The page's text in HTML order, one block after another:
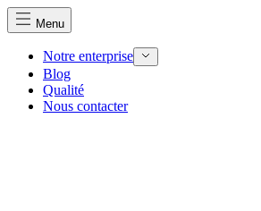
Menu
Notre enterprise
Blog
Qualité
Nous contacter